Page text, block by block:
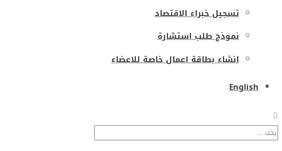
تسجيل خبراء الاقتصاد
نموذج طلب استشارة
انشاء بطاقة اعمال خاصة للاعضاء
English